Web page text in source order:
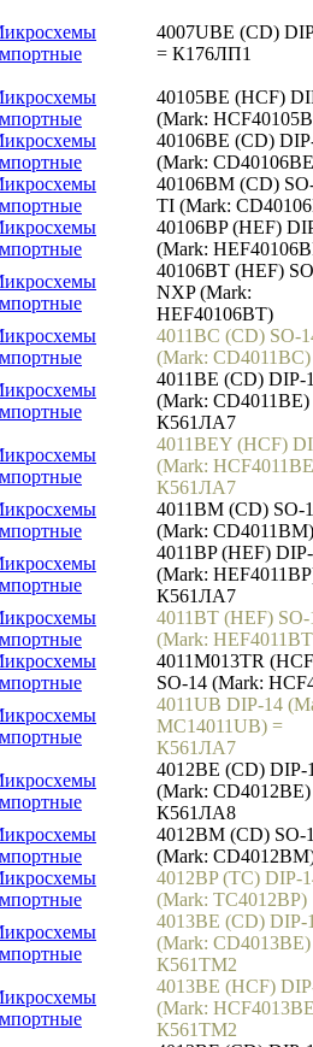
4007UBE (CD)
= К176ЛП1
40105BE (HCF)
(Mark:
40106BE (CD)
(Mark:
40106BM (CD)
TI (Mark:
40106BP (HEF)
(Mark:
40106BT (HEF)
NXP (Mark:
HEF40106BT)
4011BC (CD) SO-
(Mark: CD4011BC)
4011BE (CD) DIP-
(Mark: CD4011BE)
К561ЛА7
4011BEY (HCF)
(Mark:
К561ЛА7
4011BM (CD) SO-
(Mark: CD4011BM)
4011BP (HEF)
(Mark:
К561ЛА7
4011BT (HEF) SO-
(Mark:
4011M013TR
SO-14 (Mark:
4011UB DIP-14
MC14011UB) =
К561ЛА7
4012BE (CD) DIP-
(Mark:
К561ЛА8
4012BM (CD) SO-
(Mark:
4012BP (TC) DIP-
(Mark: TC4012BP)
4013BE (CD) DIP-
(Mark:
К561TM2
4013BE (HCF)
(Mark:
К561TM2